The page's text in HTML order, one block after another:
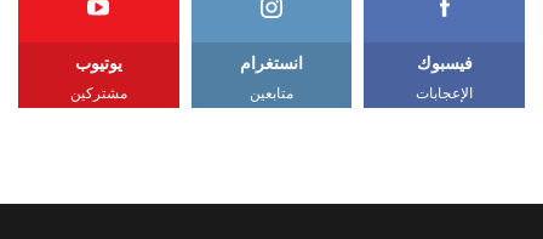
فيسبوك
الإعجابات
انستغرام
متابعين
يوتيوب
مشتركين